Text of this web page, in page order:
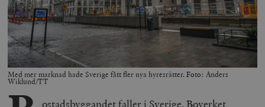
Med mer marknad hade Sverige fått fler nya hyresrätter. Foto: Anders
Wiklund/TT
ostadsbyggandet faller i Sverige. Boverket